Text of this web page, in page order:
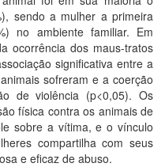
sendo a mulher a primeira
no ambiente familiar. Em
ocorrência dos maus-tratos
significativa entre a
sofreram e a coerção
de violência (p<0,05). Os
física contra os animais de
sobre a vítima, e o vínculo
compartilha com seus
e eficaz de abuso.